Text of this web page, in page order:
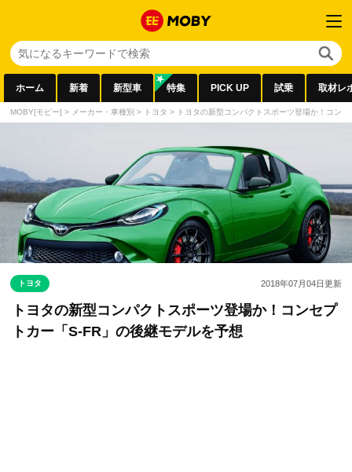
ホーム 新着 新型車 特集 PICK UP 試乗 取材レ
MOBY[モビー] > メーカー・車種別 > トヨタ > トヨタの新型コンパクトスポーツ登場か！コン
トヨタ 2018年07月04日更新
トヨタの新型コンパクトスポーツ登場か！コンセプ
トカー「S-FR」の後継モデルを予想